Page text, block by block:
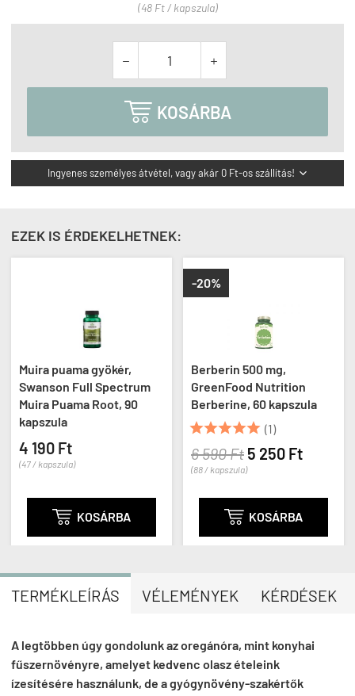
(48 Ft / kapszula)
 
 KOSÁRBA
Ingyenes személyes átvétel, vagy akár 0 Ft-os szállítás! 
EZEK IS ÉRDEKELHETNEK:
Muira puama gyökér,
Swanson Full Spectrum
Muira Puama Root, 90
kapszula
4 190 Ft
(47 / kapszula)
 KOSÁRBA
-20%
Berberin 500 mg,
GreenFood Nutrition
Berberine, 60 kapszula
 (1)
6 590 Ft 5 250 Ft
(88 / kapszula)
 KOSÁRBA
TERMÉKLEÍRÁS VÉLEMÉNYEK KÉRDÉSEK
A legtöbben úgy gondolunk az oregánóra, mint konyhai
fűszernövényre, amelyet kedvenc olasz ételeink
ízesítésére használunk, de a gyógynövény-szakértők